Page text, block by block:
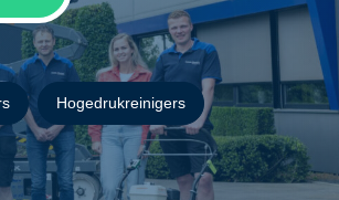
Hogedrukreinigers